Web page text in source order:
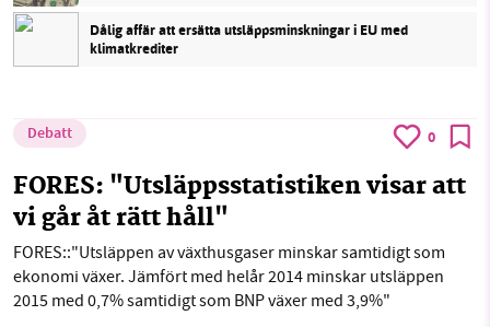
Dålig affär att ersätta utsläppsminskningar i EU med
klimatkrediter
Debatt 0
FORES: "Utsläppsstatistiken visar att
vi går åt rätt håll"
FORES::"Utsläppen av växthusgaser minskar samtidigt som
ekonomi växer. Jämfört med helår 2014 minskar utsläppen
2015 med 0,7% samtidigt som BNP växer med 3,9%"